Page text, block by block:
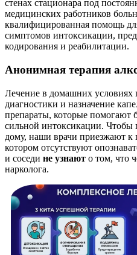
стенах стационара под
медицинских работников
квалифицированная помощь
симптомов интоксикации,
кодирования и реабилитации.
Анонимная терапия
Лечение в домашних условиях
диагностики и назначение
препараты, которые помогают
сильной интоксикации. Чтобы
дому, наши врачи приезжают к
котором отсутствуют
и соседи не узнают о том, что
нарколога.